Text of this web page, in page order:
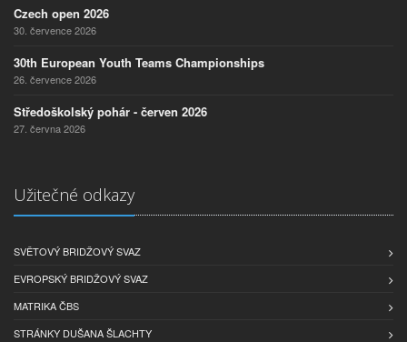
Czech open 2026
30. července 2026
30th European Youth Teams Championships
26. července 2026
Středoškolský pohár - červen 2026
27. června 2026
Užitečné odkazy
SVĚTOVÝ BRIDŽOVÝ SVAZ
EVROPSKÝ BRIDŽOVÝ SVAZ
MATRIKA ČBS
STRÁNKY DUŠANA ŠLACHTY